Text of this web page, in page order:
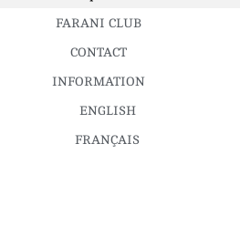
FARANI CLUB
CONTACT
INFORMATION
ENGLISH
FRANÇAIS